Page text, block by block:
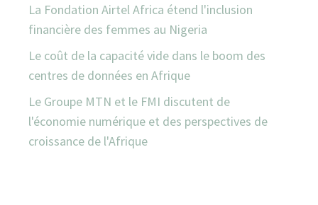
La Fondation Airtel Africa étend l'inclusion
financière des femmes au Nigeria
Le coût de la capacité vide dans le boom des
centres de données en Afrique
Le Groupe MTN et le FMI discutent de
l'économie numérique et des perspectives de
croissance de l'Afrique